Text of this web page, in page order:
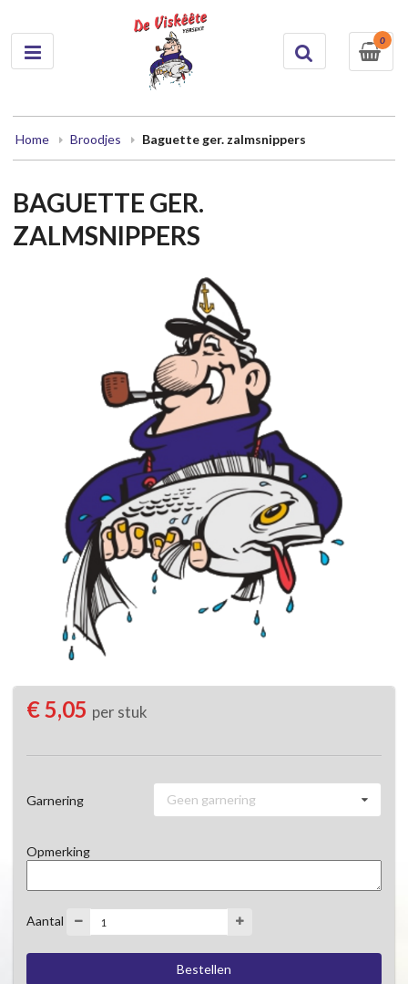
0
Home Broodjes Baguette ger. zalmsnippers
BAGUETTE GER.
ZALMSNIPPERS
€ 5,05 per stuk
Garnering Geen garnering
Opmerking
Aantal